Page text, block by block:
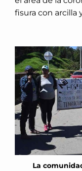
fisura con arcilla
La